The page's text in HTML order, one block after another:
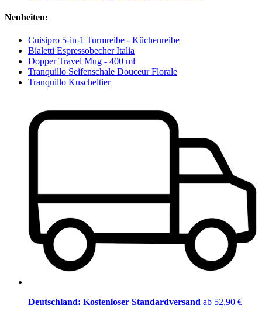
Neuheiten:
Cuisipro 5-in-1 Turmreibe - Küchenreibe
Bialetti Espressobecher Italia
Dopper Travel Mug - 400 ml
Tranquillo Seifenschale Douceur Florale
Tranquillo Kuscheltier
Deutschland: Kostenloser Standardversand ab 52,90 €